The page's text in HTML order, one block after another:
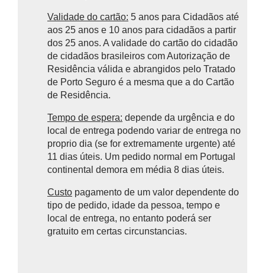
Validade do cartão: 5 anos para Cidadãos até
aos 25 anos e 10 anos para cidadãos a partir
dos 25 anos. A validade do cartão do cidadão
de cidadãos brasileiros com Autorização de
Residência válida e abrangidos pelo Tratado
de Porto Seguro é a mesma que a do Cartão
de Residência.
Tempo de espera: depende da urgência e do
local de entrega podendo variar de entrega no
proprio dia (se for extremamente urgente) até
11 dias úteis. Um pedido normal em Portugal
continental demora em média 8 dias úteis.
Custo pagamento de um valor dependente do
tipo de pedido, idade da pessoa, tempo e
local de entrega, no entanto poderá ser
gratuito em certas circunstancias.